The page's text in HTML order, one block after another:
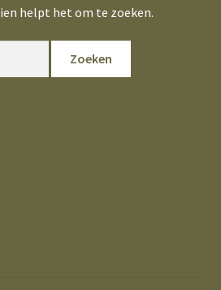
helpt het om te zoeken.